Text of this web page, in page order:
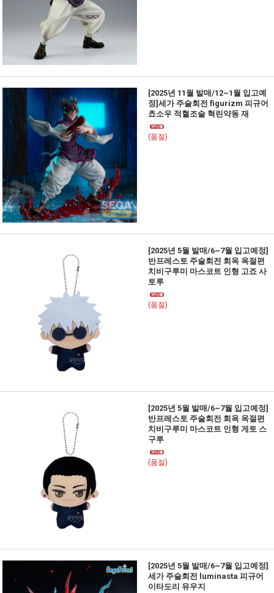
[2025년 11월 발매/12~1월 입고예
정]세가 주술회전 figurizm 피규어
쵸소우 적혈조술 혁린약동 재
(품절)
[2025년 5월 발매/6~7월 입고예정]
반프레스토 주술회전 회옥 옥절편
치비구루미 마스코트 인형 고죠 사
토루
(품절)
[2025년 5월 발매/6~7월 입고예정]
반프레스토 주술회전 회옥 옥절편
치비구루미 마스코트 인형 게토 스
구루
(품절)
[2025년 5월 발매/6~7월 입고예정]
세가 주술회전 luminasta 피규어
이타도리 유우지